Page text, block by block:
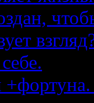
+фортуна.